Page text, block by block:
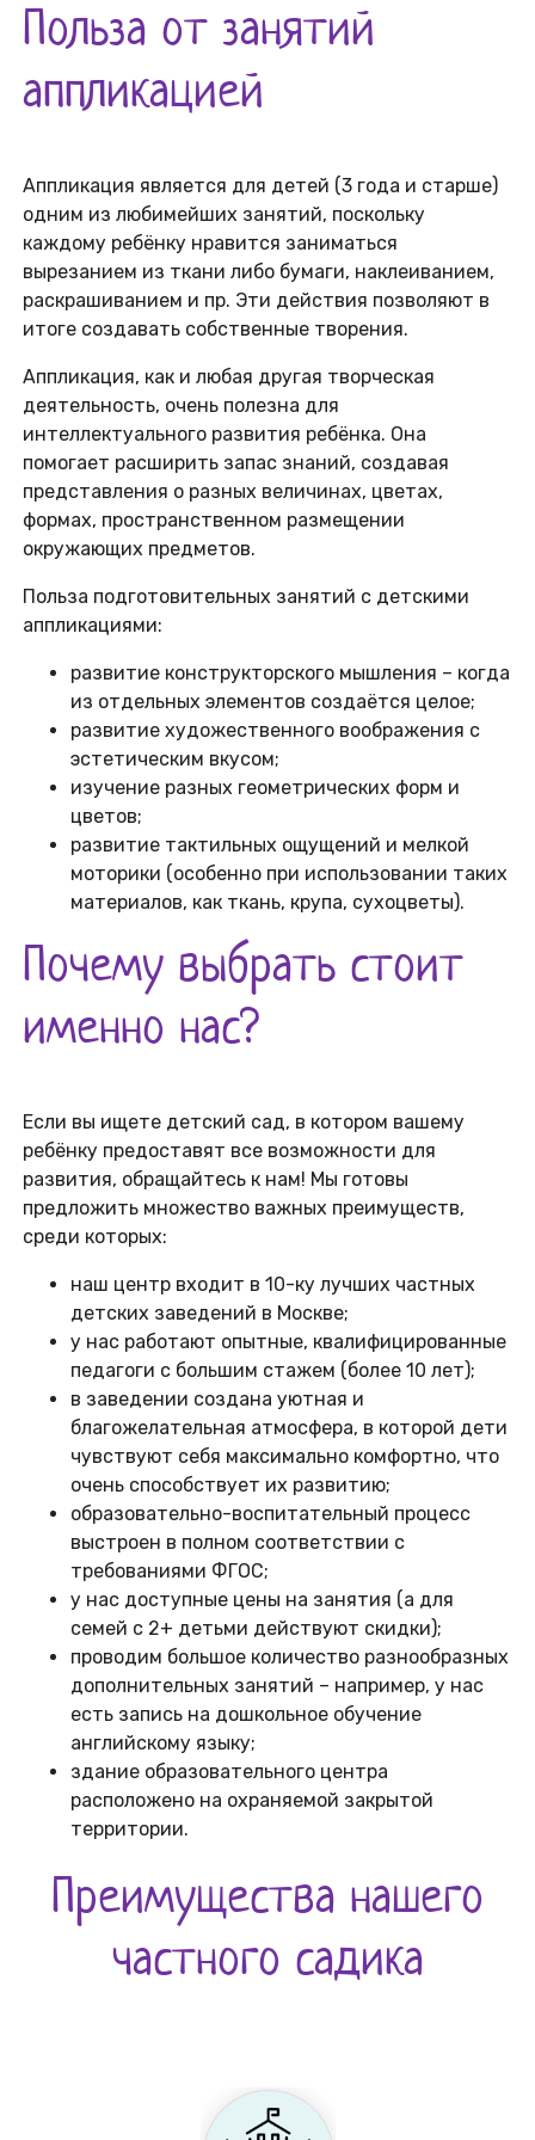
Польза от занятий
аппликацией
Аппликация является для детей (3 года и старше)
одним из любимейших занятий, поскольку
каждому ребёнку нравится заниматься
вырезанием из ткани либо бумаги, наклеиванием,
раскрашиванием и пр. Эти действия позволяют в
итоге создавать собственные творения.
Аппликация, как и любая другая творческая
деятельность, очень полезна для
интеллектуального развития ребёнка. Она
помогает расширить запас знаний, создавая
представления о разных величинах, цветах,
формах, пространственном размещении
окружающих предметов.
Польза подготовительных занятий с детскими
аппликациями:
развитие конструкторского мышления – когда
из отдельных элементов создаётся целое;
развитие художественного воображения с
эстетическим вкусом;
изучение разных геометрических форм и
цветов;
развитие тактильных ощущений и мелкой
моторики (особенно при использовании таких
материалов, как ткань, крупа, сухоцветы).
Почему выбрать стоит
именно нас?
Если вы ищете детский сад, в котором вашему
ребёнку предоставят все возможности для
развития, обращайтесь к нам! Мы готовы
предложить множество важных преимуществ,
среди которых:
наш центр входит в 10-ку лучших частных
детских заведений в Москве;
у нас работают опытные, квалифицированные
педагоги с большим стажем (более 10 лет);
в заведении создана уютная и
благожелательная атмосфера, в которой дети
чувствуют себя максимально комфортно, что
очень способствует их развитию;
образовательно-воспитательный процесс
выстроен в полном соответствии с
требованиями ФГОС;
у нас доступные цены на занятия (а для
семей с 2+ детьми действуют скидки);
проводим большое количество разнообразных
дополнительных занятий – например, у нас
есть запись на дошкольное обучение
английскому языку;
здание образовательного центра
расположено на охраняемой закрытой
территории.
Преимущества нашего
частного садика